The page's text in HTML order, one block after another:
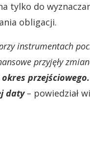
tylko do
obligacji.
instrumentach
przyjęły
daty– powiedział